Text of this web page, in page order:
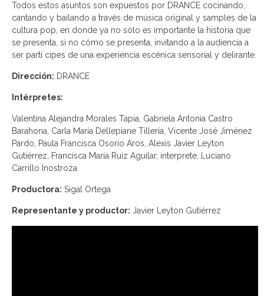
Todos estos asuntos son expuestos por DRANCE cocinando,
cantando y bailando a través de música original y samples de la
cultura pop, en donde ya no sólo es importante la historia que
se presenta, si no cómo se presenta, invitando a la audiencia a
ser partí cipes de una experiencia escénica sensorial y delirante.
Dirección: DRANCE
Intérpretes:
Valentina Alejandra Morales Tapia, Gabriela Antonia Castro
Barahona, Carla María Dellepiane Tillería, Vicente José Jiménez
Pardo, Paula Francisca Osorio Aros, Alexis Javier Leyton
Gutiérrez, Francisca María Ruiz Aguilar, interprete, Luciano
Carrillo Inostroza.
Productora: Sigal Ortega
Representante y productor: Javier Leyton Gutiérrez